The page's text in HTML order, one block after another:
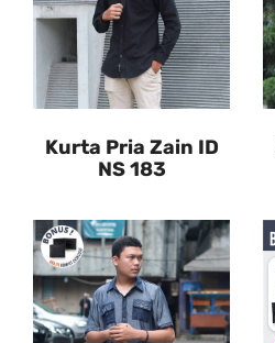
Kurta Pria Zain ID
NS 183